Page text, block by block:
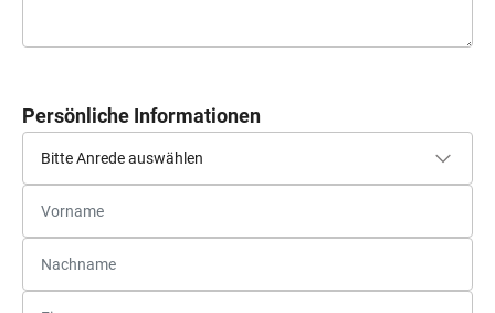
Persönliche Informationen